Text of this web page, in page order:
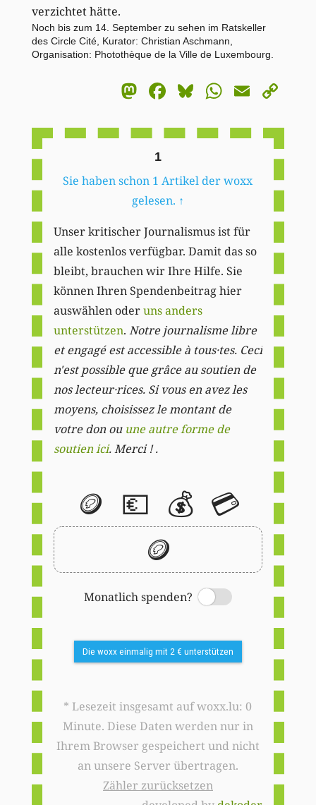
verzichtet hätte.
Noch bis zum 14. September zu sehen im Ratskeller
des Circle Cité, Kurator: Christian Aschmann,
Organisation: Photothèque de la Ville de Luxembourg.
Mastodon
Facebook
BlueskyEmail
1
Sie haben schon 1 Artikel der woxx
gelesen. ↑
Unser kritischer Journalismus ist für
alle kostenlos verfügbar. Damit das so
bleibt, brauchen wir Ihre Hilfe. Sie
können Ihren Spendenbeitrag hier
auswählen oderuns anders
unterstützen. Notre journalisme libre
et engagé est accessible à tous·tes. Ceci
n'est possible que grâce au soutien de
nos lecteur·rices. Si vous en avez les
moyens, choisissez le montant de
votre don ou une autre forme de
soutien ici. Merci ! .
🪙 💶 💰 💳
🪙
Monatlich spenden?
Switch
Die woxx einmalig mit 2 € unterstützen
* Lesezeit insgesamt auf woxx.lu: 0
Minute. Diese Daten werden nur in
Ihrem Browser gespeichert und nicht
an unsere Server übertragen.
Zähler zurücksetzen